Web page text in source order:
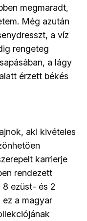
megmaradt,
Még azután
a víz
rengeteg
a lágy
érzett békés
aki kivételes
karrierje
rendezett
8 ezüst- és 2
ez a magyar